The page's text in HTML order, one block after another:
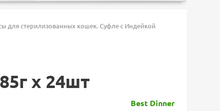
для стерилизованных кошек. Суфле с Индейкой
х 24шт
Best Dinner